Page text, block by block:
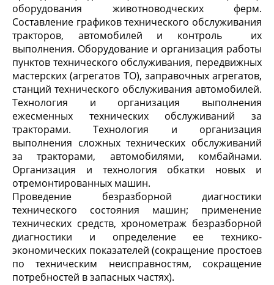
оборудования животноводческих ферм.
Составление графиков технического обслуживания
тракторов, автомобилей и контроль их
выполнения. Оборудование и организация работы
пунктов технического обслуживания, передвижных
мастерских (агрегатов ТО), заправочных агрегатов,
станций технического обслуживания автомобилей.
Технология и организация выполнения
ежесменных технических обслуживаний за
тракторами. Технология и организация
выполнения сложных технических обслуживаний
за тракторами, автомобилями, комбайнами.
Организация и технология обкатки новых и
отремонтированных машин.
Проведение безразборной диагностики
технического состояния машин; применение
технических средств, хронометраж безразборной
диагностики и определение ее технико-
экономических показателей (сокращение простоев
по техническим неисправностям, сокращение
потребностей в запасных частях).